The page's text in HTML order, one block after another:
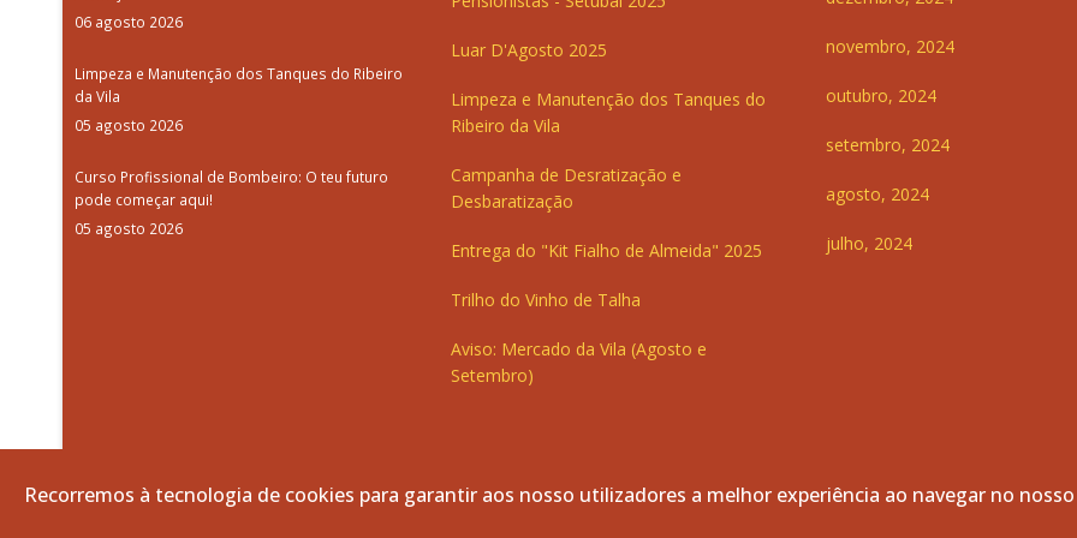
06 agosto 2026
Limpeza e Manutenção dos Tanques do Ribeiro
da Vila
05 agosto 2026
Curso Profissional de Bombeiro: O teu futuro
pode começar aqui!
05 agosto 2026
Luar D'Agosto 2025
Limpeza e Manutenção dos Tanques do
Ribeiro da Vila
Campanha de Desratização e
Desbaratização
Entrega do "Kit Fialho de Almeida" 2025
Trilho do Vinho de Talha
Aviso: Mercado da Vila (Agosto e
Setembro)
novembro, 2024
outubro, 2024
setembro, 2024
agosto, 2024
julho, 2024
© 2026 Freguesia de Vila de Frades. Todos os direitos reservados.
Recorremos à tecnologia de cookies para garantir aos nosso utilizadores a melhor experiência ao navegar no